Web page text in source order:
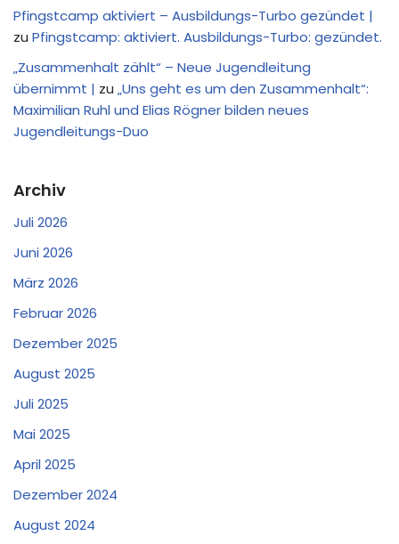
Pfingstcamp aktiviert – Ausbildungs-Turbo gezündet |
zu Pfingstcamp: aktiviert. Ausbildungs-Turbo: gezündet.
„Zusammenhalt zählt“ – Neue Jugendleitung
übernimmt | zu „Uns geht es um den Zusammenhalt“:
Maximilian Ruhl und Elias Rögner bilden neues
Jugendleitungs-Duo
Archiv
Juli 2026
Juni 2026
März 2026
Februar 2026
Dezember 2025
August 2025
Juli 2025
Mai 2025
April 2025
Dezember 2024
August 2024